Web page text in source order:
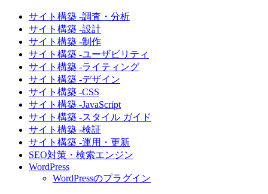
サイト構築 -調査・分析
サイト構築 -設計
サイト構築 -制作
サイト構築 -ユーザビリティ
サイト構築 -ライティング
サイト構築 -デザイン
サイト構築 -CSS
サイト構築 -JavaScript
サイト構築 -スタイル ガイド
サイト構築 -検証
サイト構築 -運用・更新
SEO対策・検索エンジン
WordPress
WordPressのプラグイン